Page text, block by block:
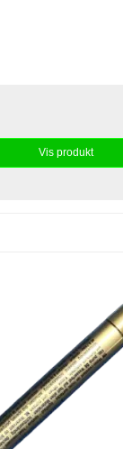
Vis produkt